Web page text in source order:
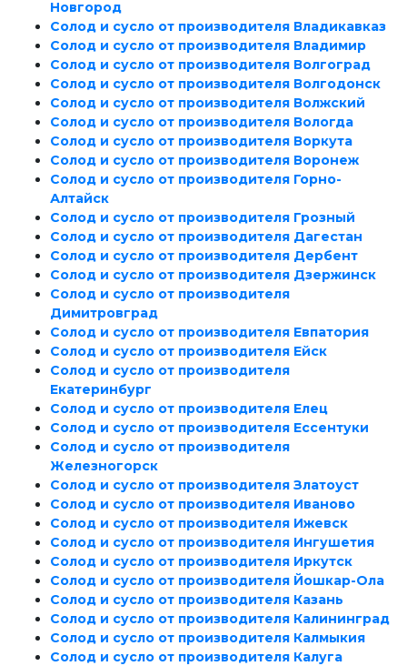
Новгород
Солод и сусло от производителя Владикавказ
Солод и сусло от производителя Владимир
Солод и сусло от производителя Волгоград
Солод и сусло от производителя Волгодонск
Солод и сусло от производителя Волжский
Солод и сусло от производителя Вологда
Солод и сусло от производителя Воркута
Солод и сусло от производителя Воронеж
Солод и сусло от производителя Горно-
Алтайск
Солод и сусло от производителя Грозный
Солод и сусло от производителя Дагестан
Солод и сусло от производителя Дербент
Солод и сусло от производителя Дзержинск
Солод и сусло от производителя
Димитровград
Солод и сусло от производителя Евпатория
Солод и сусло от производителя Ейск
Солод и сусло от производителя
Екатеринбург
Солод и сусло от производителя Елец
Солод и сусло от производителя Ессентуки
Солод и сусло от производителя
Железногорск
Солод и сусло от производителя Златоуст
Солод и сусло от производителя Иваново
Солод и сусло от производителя Ижевск
Солод и сусло от производителя Ингушетия
Солод и сусло от производителя Иркутск
Солод и сусло от производителя Йошкар-Ола
Солод и сусло от производителя Казань
Солод и сусло от производителя Калининград
Солод и сусло от производителя Калмыкия
Солод и сусло от производителя Калуга